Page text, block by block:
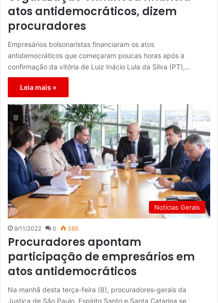
atos antidemocráticos, dizem
procuradores
Empresários bolsonaristas financiaram os atos
antidemocráticos que começaram poucas horas após a
confirmação da vitória de Luiz Inácio Lula da Silva (PT),…
Leia mais »
Notícias Gerais
9/11/2022 0 386
Procuradores apontam
participação de empresários em
atos antidemocráticos
Na manhã desta terça-feira (8), procuradores-gerais da
Justiça de São Paulo, Espírito Santo e Santa Catarina se